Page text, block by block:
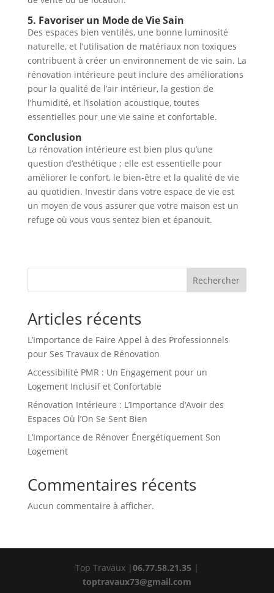
5. Favoriser un Mode de Vie Sain
Des espaces bien ventilés, une bonne luminosité
naturelle, et l’utilisation de matériaux non toxiques
contribuent à créer un environnement de vie sain. La
rénovation intérieure peut inclure des améliorations
pour la qualité de l’air intérieur, la gestion de
l’humidité, et l’isolation acoustique, toutes
essentielles pour une vie saine et confortable.
Conclusion
La rénovation intérieure est bien plus qu’une
question d’esthétique ; elle est essentielle pour
améliorer le confort, le bien-être et la qualité de vie
au quotidien. Investir dans votre espace de vie est
un moyen de vous assurer que votre maison est un
refuge où vous vous sentez bien et épanouit.
Rechercher
Articles récents
L’Importance de Faire Appel à des Professionnels
pour Ses Travaux de Rénovation
Accessibilité PMR : Un Engagement pour un
Logement Inclusif et Confortable
Rénovation Intérieure : L’Importance d’Avoir des
Espaces Où l’On Se Sent Bien
L’Importance de Rénover Énergétiquement Son
Logement
Commentaires récents
Aucun commentaire à afficher.
Top Travaux |06.77.58.21.35 |
toptravaux73@gmail.com